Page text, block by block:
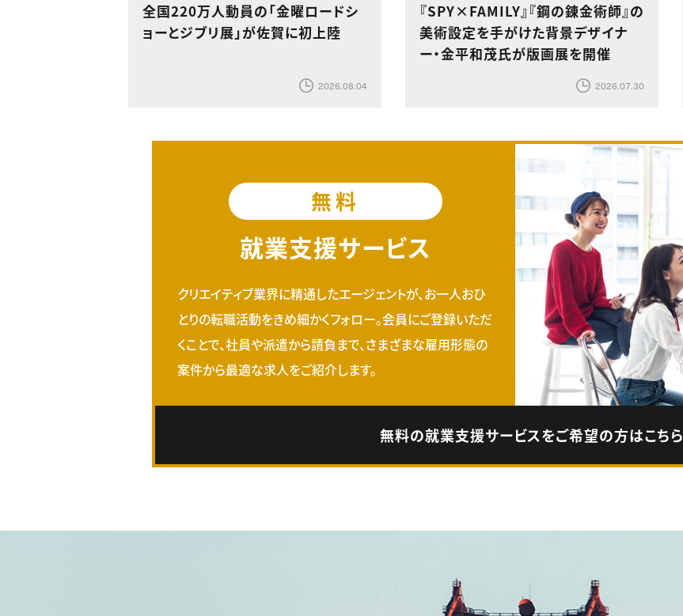
全国220万人動員の「金曜ロードシ
ョーとジブリ展」が佐賀に初上陸
2026.08.04
『SPY×FAMILY』『鋼の錬金術師』の
美術設定を手がけた背景デザイナ
ー・金平和茂氏が版画展を開催
2026.07.30
無料
就業支援サービス
クリエイティブ業界に精通したエージェントが、お一人おひ
とりの転職活動をきめ細かくフォロー。会員にご登録いただ
くことで、社員や派遣から請負まで、さまざまな雇用形態の
案件から最適な求人をご紹介します。
無料の就業支援サービスをご希望の方はこちら